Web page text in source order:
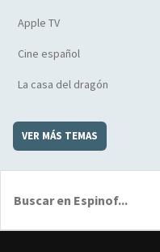
Apple TV
Cine español
La casa del dragón
VER MÁS TEMAS